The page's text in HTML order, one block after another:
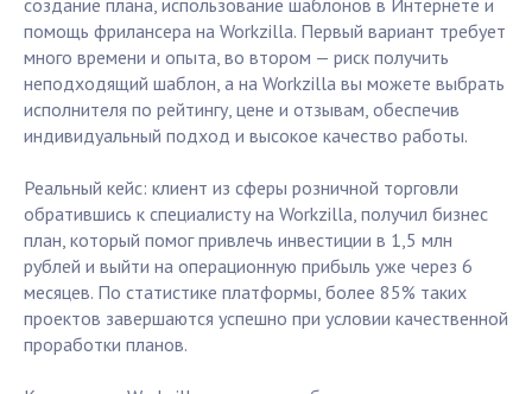
создание плана, использование шаблонов в Интернете и
помощь фрилансера на Workzilla. Первый вариант требует
много времени и опыта, во втором — риск получить
неподходящий шаблон, а на Workzilla вы можете выбрать
исполнителя по рейтингу, цене и отзывам, обеспечив
индивидуальный подход и высокое качество работы.
Реальный кейс: клиент из сферы розничной торговли
обратившись к специалисту на Workzilla, получил бизнес
план, который помог привлечь инвестиции в 1,5 млн
рублей и выйти на операционную прибыль уже через 6
месяцев. По статистике платформы, более 85% таких
проектов завершаются успешно при условии качественной
проработки планов.